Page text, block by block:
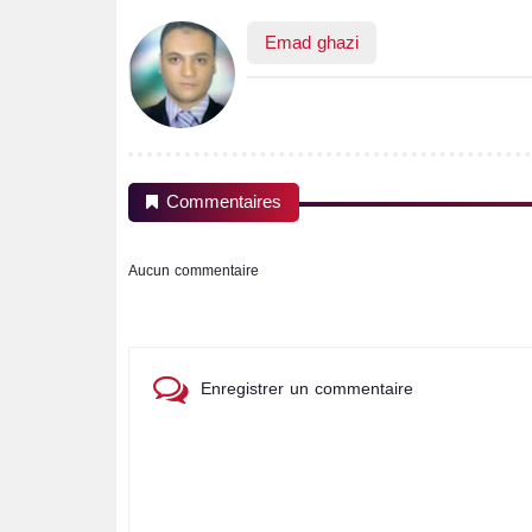
Emad ghazi
Commentaires
Aucun commentaire
Enregistrer un commentaire